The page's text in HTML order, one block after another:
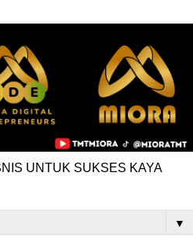
UNTUK SUKSES KAYA
▼